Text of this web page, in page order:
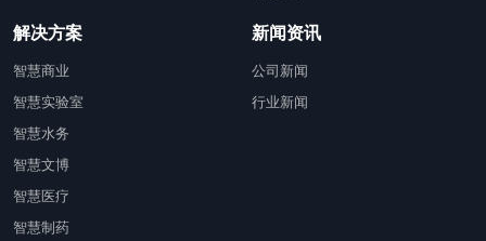
解决方案
智慧商业
智慧实验室
智慧水务
智慧文博
智慧医疗
智慧制药
新闻资讯
公司新闻
行业新闻